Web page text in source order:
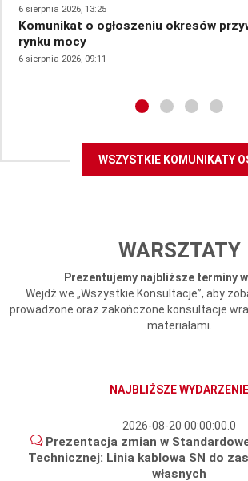
6 sierpnia 2026, 13:25
Komunikat o ogłoszeniu okresów
rynku mocy
6 sierpnia 2026, 09:11
WSZYSTKIE KOMUNIKATY
WARSZTATY
Prezentujemy najbliższe terminy
Wejdź we „Wszystkie Konsultacje”, aby
prowadzone oraz zakończone konsultacje
materiałami.
NAJBLIŻSZE WYDARZENIE
2026-08-20 00:00:00.0
Prezentacja zmian w
Technicznej: Linia kablowa SN do
własnych